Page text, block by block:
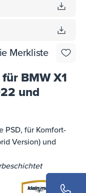
Merkliste
BMW X1
und
PSD, für Komfort-
Version) und